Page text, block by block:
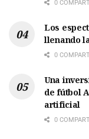
0
Los
llenando
0
Una
de fútbol
artificial
0